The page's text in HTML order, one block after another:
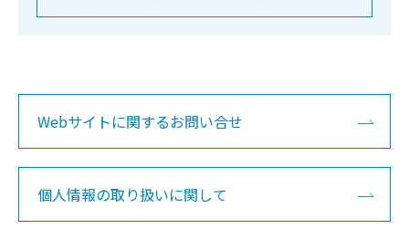
Webサイトに関するお問い合せ
個人情報の取り扱いに関して